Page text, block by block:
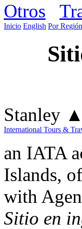
Otros
Inicio English Por Región
Stanley ▲
International Tours &
an IATA
Islands,
with
Sitio en